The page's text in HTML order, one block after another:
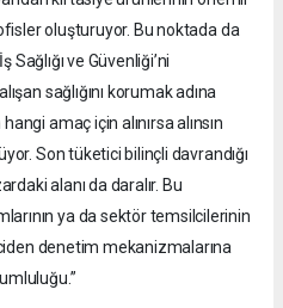
oluşturuyor. Bu noktada da
ve Güvenliği’ni
sağlığını korumak adına
amaç için alınırsa alınsın
Son tüketici bilinçli davrandığı
alanı da daralır. Bu
ya da sektör temsilcilerinin
denetim mekanizmalarına